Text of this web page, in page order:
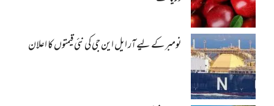
نومبر کے لیے آر ایل این جی کی نئی قیمتوں کا اعلان